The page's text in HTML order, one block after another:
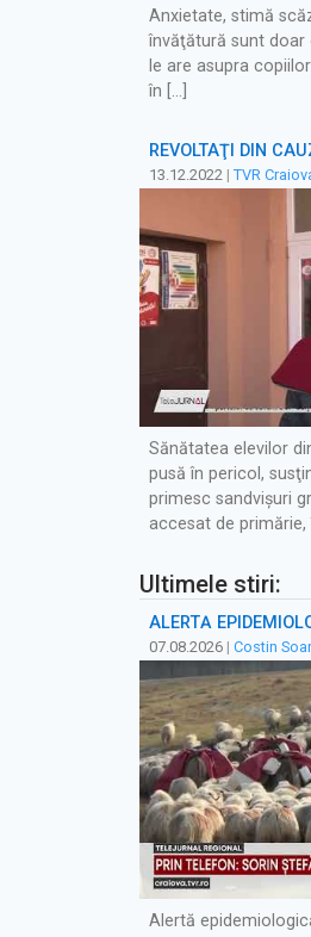
Anxietate, stimă
învăţătură sunt
le are asupra
în […]
REVOLTAŢI DIN
13.12.2022 | TVR
Sănătatea elevilor
pusă în pericol,
primesc sandvişuri
accesat de primărie,
Ultimele stiri:
ALERTĂ
07.08.2026 | Costin
Alertă